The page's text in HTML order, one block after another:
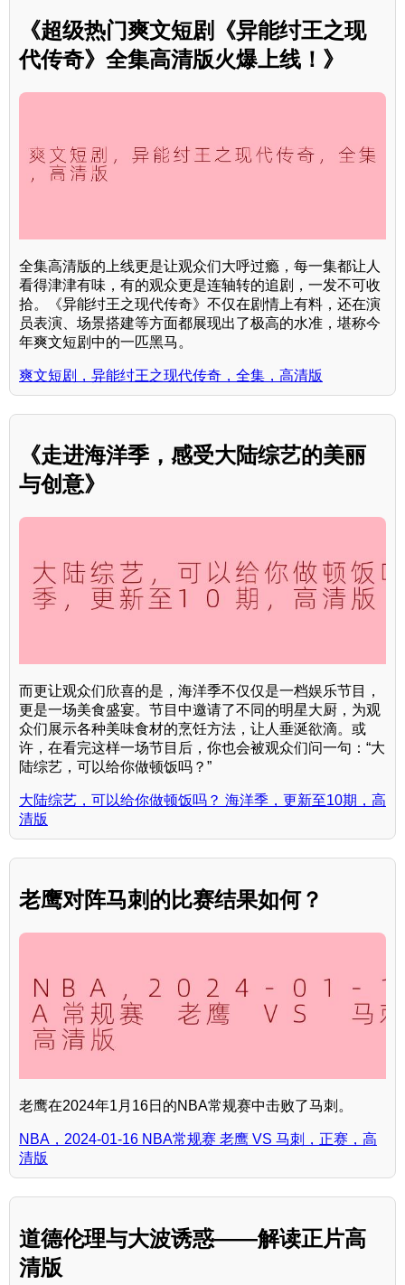
《超级热门爽文短剧《异能纣王之现
代传奇》全集高清版火爆上线！》
全集高清版的上线更是让观众们大呼过瘾，每一集都让人
看得津津有味，有的观众更是连轴转的追剧，一发不可收
拾。《异能纣王之现代传奇》不仅在剧情上有料，还在演
员表演、场景搭建等方面都展现出了极高的水准，堪称今
年爽文短剧中的一匹黑马。
爽文短剧，异能纣王之现代传奇，全集，高清版
《走进海洋季，感受大陆综艺的美丽
与创意》
而更让观众们欣喜的是，海洋季不仅仅是一档娱乐节目，
更是一场美食盛宴。节目中邀请了不同的明星大厨，为观
众们展示各种美味食材的烹饪方法，让人垂涎欲滴。或
许，在看完这样一场节目后，你也会被观众们问一句：“大
陆综艺，可以给你做顿饭吗？”
大陆综艺，可以给你做顿饭吗？ 海洋季，更新至10期，高
清版
老鹰对阵马刺的比赛结果如何？
老鹰在2024年1月16日的NBA常规赛中击败了马刺。
NBA，2024-01-16 NBA常规赛 老鹰 VS 马刺，正赛，高
清版
道德伦理与大波诱惑——解读正片高
清版